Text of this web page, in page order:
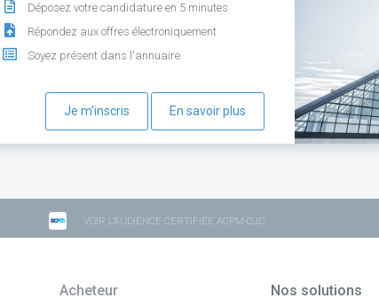
Déposez votre candidature en 5 minutes
Répondez aux offres électroniquement
Soyez présent dans l'annuaire
Je m'inscris En savoir plus
VOIR L'AUDIENCE CERTIFIÉE ACPM-OJD
Acheteur Nos solutions